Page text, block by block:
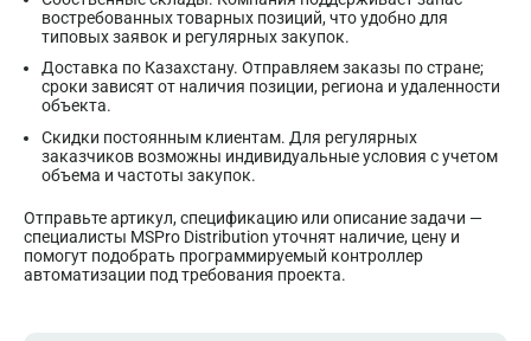
востребованных товарных позиций, что удобно для
типовых заявок и регулярных закупок.
Доставка по Казахстану. Отправляем заказы по стране;
сроки зависят от наличия позиции, региона и удаленности
объекта.
Скидки постоянным клиентам. Для регулярных
заказчиков возможны индивидуальные условия с учетом
объема и частоты закупок.
Отправьте артикул, спецификацию или описание задачи —
специалисты MSPro Distribution уточнят наличие, цену и
помогут подобрать программируемый контроллер
автоматизации под требования проекта.